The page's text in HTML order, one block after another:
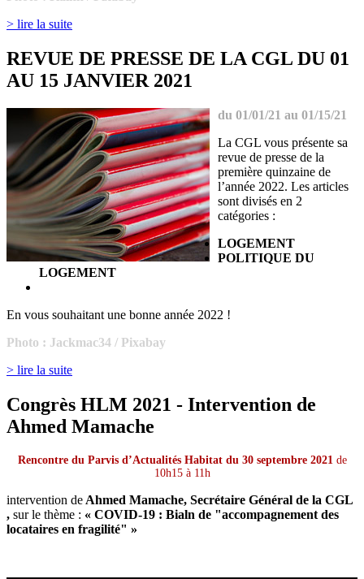
> lire la suite
REVUE DE PRESSE DE LA CGL DU 01
AU 15 JANVIER 2021
du 01/01/21 au 01/15/21
La CGL vous présente sa
revue de presse de la
première quinzaine de
l’année 2022. Les articles
sont divisés en 2
catégories :
LOGEMENT
POLITIQUE DU
LOGEMENT
En vous souhaitant une bonne année 2022 !
Photo : Jackmac34 / Pixabay
> lire la suite
Congrès HLM 2021 - Intervention de
Ahmed Mamache
Rencontre du Parvis d’Actualités Habitat du 30 septembre 2021 de
10h15 à 11h
intervention de Ahmed Mamache, Secrétaire Général de la CGL
, sur le thème : « COVID-19 : Bialn de "accompagnement des
locataires en fragilité" »